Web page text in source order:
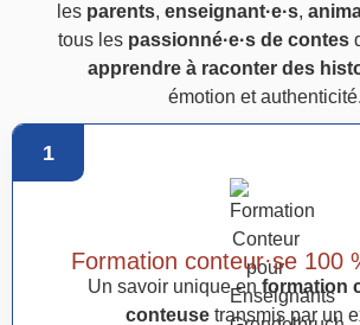
les parents, enseignant·e·s,
tous les passionné·e·s de contes
apprendre à raconter des
émotion et authenticité.
1
Formation conteur·se 100
Un savoir unique en formation
conteuse transmis par un